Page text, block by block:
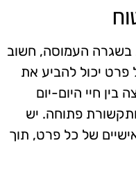
בשגרה העמוסה, חשוב
פרט יכול להביע את
חיי היום-יום
פתוחה. יש
של כל פרט, תוך